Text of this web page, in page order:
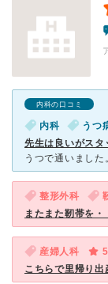
内科の口コミ
内科 うつ
先生は良いがスタ
整形外科
またまた靭帯を・
産婦人科
こちらで里帰り出